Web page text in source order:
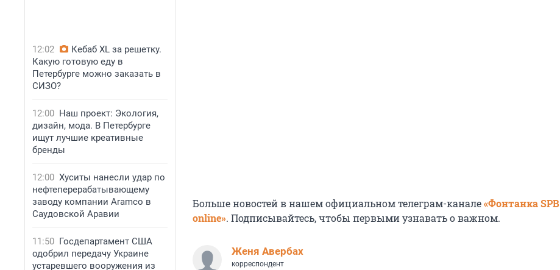
12:02
Кебаб XL за решетку.
Какую готовую еду в
Петербурге можно заказать в
СИЗО?
12:00 Наш проект: Экология,
дизайн, мода. В Петербурге
ищут лучшие креативные
бренды
12:00 Хуситы нанесли удар по
нефтеперерабатывающему
заводу компании Aramco в
Саудовской Аравии
11:50 Госдепартамент США
одобрил передачу Украине
устаревшего вооружения из
Больше новостей в нашем официальном телеграм-канале«Фонтанка SPB
online». Подписывайтесь, чтобы первыми узнавать о важном.
Женя Авербах
корреспондент